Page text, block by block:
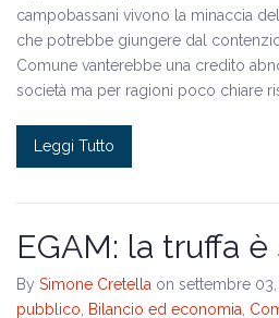
campobassani vivono la minaccia
che potrebbe giungere dal
Comune vanterebbe una credito
società ma per ragioni poco chiare
Leggi Tutto
EGAM: la truffa
By Simone Cretella on settembre 03,
pubblico
Bilancio ed economia